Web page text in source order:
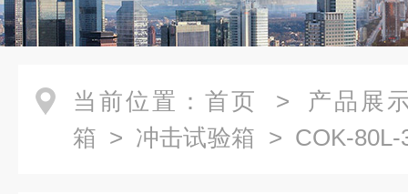
当前位置： 首页 > 产品展
箱 > 冲击试验箱 > COK-80L-